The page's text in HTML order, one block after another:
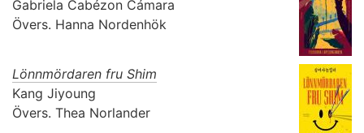
Gabriela Cabézon Cámara
Övers. Hanna Nordenhök
Lönnmördaren fru Shim
Kang Jiyoung
Övers. Thea Norlander